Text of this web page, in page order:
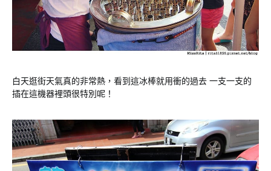
白天逛街天氣真的非常熱，看到這冰棒就用衝的過去 一支一支的
插在這機器裡頭很特別呢！